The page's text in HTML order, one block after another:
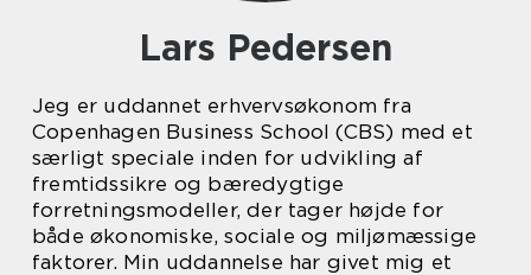
Lars Pedersen
Jeg er uddannet erhvervsøkonom fra
Copenhagen Business School (CBS) med et
særligt speciale inden for udvikling af
fremtidssikre og bæredygtige
forretningsmodeller, der tager højde for
både økonomiske, sociale og miljømæssige
faktorer. Min uddannelse har givet mig et